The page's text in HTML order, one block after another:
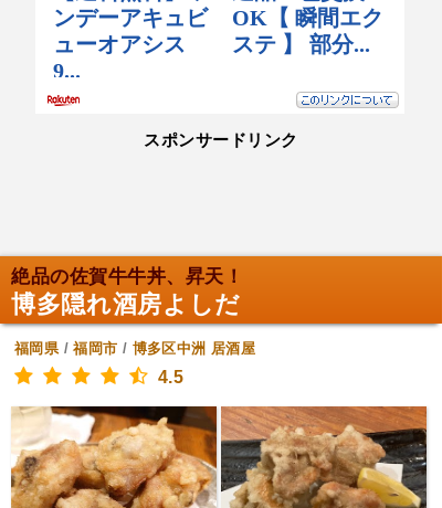
スポンサードリンク
絶品の佐賀牛牛丼、昇天！
博多隠れ酒房よしだ
福岡県/福岡市 / 博多区中洲 居酒屋
4.5